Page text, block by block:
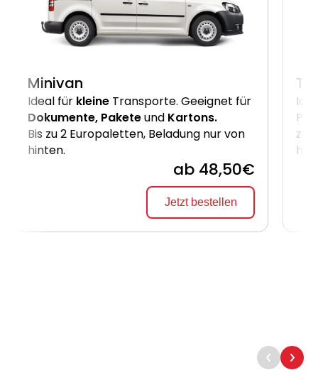
Minivan
Ideal für kleine Transporte. Geeignet für
Dokumente, Paketeund Kartons.
Bis zu 2 Europaletten, Beladung nur von
hinten.
ab 48,50€
Jetzt bestellen
zu